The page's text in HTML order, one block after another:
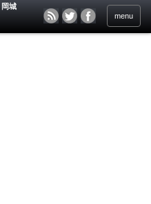
岡城
menu